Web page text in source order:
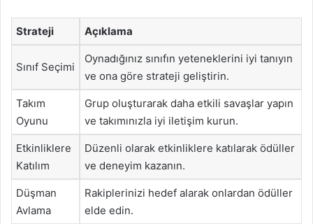
Strateji Açıklama
Sınıf Seçimi
Oynadığınız sınıfın yeteneklerini iyi tanıyın
ve ona göre strateji geliştirin.
Takım
Oyunu
Grup oluşturarak daha etkili savaşlar yapın
ve takımınızla iyi iletişim kurun.
Etkinliklere
Katılım
Düzenli olarak etkinliklere katılarak ödüller
ve deneyim kazanın.
Düşman
Avlama
Rakiplerinizi hedef alarak onlardan ödüller
elde edin.